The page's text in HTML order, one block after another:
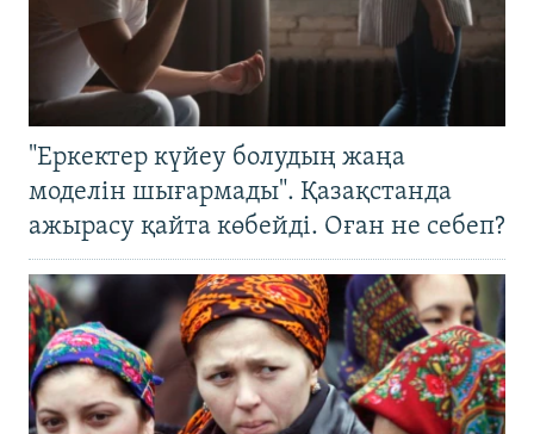
"Еркектер күйеу болудың жаңа
моделін шығармады". Қазақстанда
ажырасу қайта көбейді. Оған не себеп?